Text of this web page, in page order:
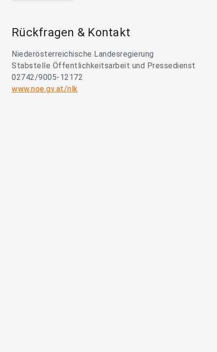
Rückfragen & Kontakt
Niederösterreichische Landesregierung
Stabstelle Öffentlichkeitsarbeit und Pressedienst
02742/9005-12172
www.noe.gv.at/nlk